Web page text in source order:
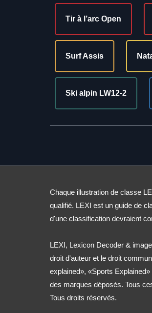
Tir à l’arc Open
Surf Assis
Ski alpin LW12-2
Chaque illustration de classe
qualifié. LEXI est un guide de
d'une classification devraient
LEXI, Lexicon Decoder &
droit d'auteur et le droit
explained», «Sports
des marques déposés. Tous
Tous droits réservés.